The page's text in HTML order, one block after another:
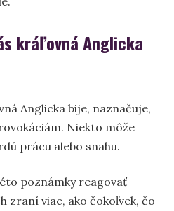
kráľovná Anglicka
Anglicka bije, naznačuje,
Niekto môže
prácu alebo snahu.
poznámky reagovať
zraní viac, ako čokoľvek, čo